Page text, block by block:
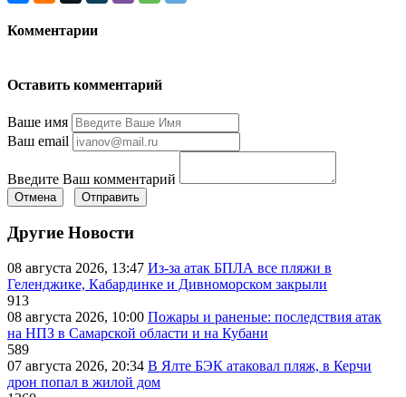
Комментарии
Оставить комментарий
Ваше имя
Ваш email
Введите Ваш комментарий
Отмена Отправить
Другие Новости
08 августа 2026, 13:47 Из-за атак БПЛА все пляжи в
Геленджике, Кабардинке и Дивноморском закрыли
913
08 августа 2026, 10:00 Пожары и раненые: последствия атак
на НПЗ в Самарской области и на Кубани
589
07 августа 2026, 20:34 В Ялте БЭК атаковал пляж, в Керчи
дрон попал в жилой дом